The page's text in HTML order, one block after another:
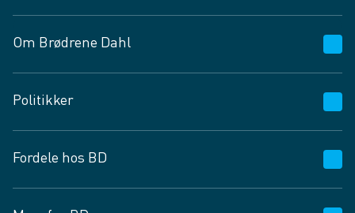
Om Brødrene Dahl
Vagttelefon 30 10 89 89
Spørgsmål og svar
Job og karriere
Fødevarekontrolrapport
Politikker
Privatlivspolitik
Cookies
Fordele hos BD